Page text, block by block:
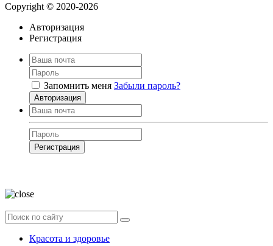
Copyright © 2020-2026
Авторизация
Регистрация
Запомнить меня Забыли пароль?
Авторизация
Регистрация
Красота и здоровье